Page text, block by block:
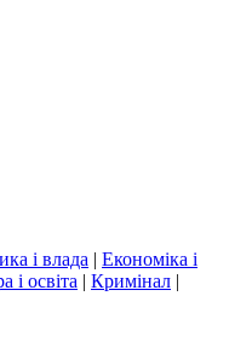
і влада | Економіка і
і освіта | Кримінал |